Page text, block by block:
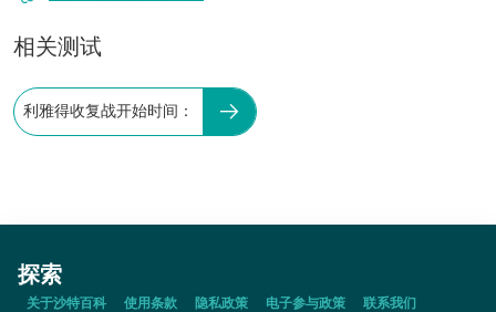
相关测试
利雅得收复战开始时间：
探索
关于沙特百科 使用条款 隐私政策 电子参与政策 联系我们